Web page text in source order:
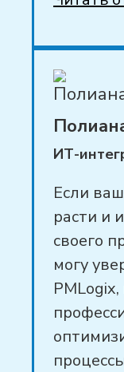
ИТ-
Если
расти и
своего
могу